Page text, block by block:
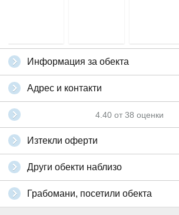
Информация за обекта
Адрес и контакти
4.40 от 38 оценки
Изтекли оферти
Други обекти наблизо
Грабомани, посетили обекта